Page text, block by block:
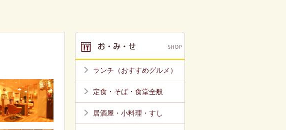
ランチ（おすすめグルメ）
定食・そば・食堂全般
居酒屋・小料理・すし